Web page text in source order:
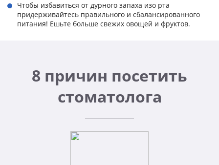
Чтобы избавиться от дурного запаха изо рта
придерживайтесь правильного и сбалансированного
питания! Ешьте больше свежих овощей и фруктов.
8 причин посетить
стоматолога